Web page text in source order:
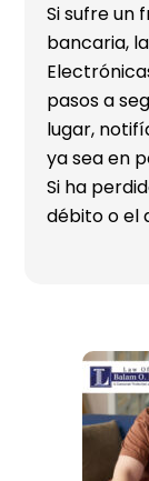
Si sufre un
bancaria,
pasos a
lugar,
ya sea en
Si ha
débito o el